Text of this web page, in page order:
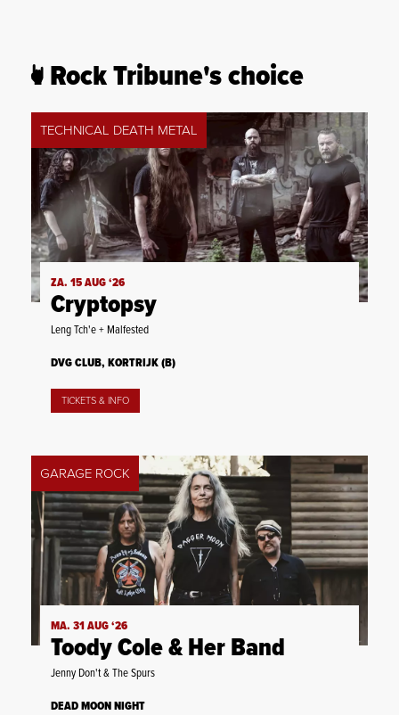
Rock Tribune's choice
TECHNICAL DEATH METAL
ZA. 15 AUG ‘26
Cryptopsy
Leng Tch'e + Malfested
DVG CLUB, KORTRIJK (B)
TICKETS & INFO
GARAGE ROCK
MA. 31 AUG ‘26
Toody Cole & Her Band
Jenny Don't & The Spurs
DEAD MOON NIGHT